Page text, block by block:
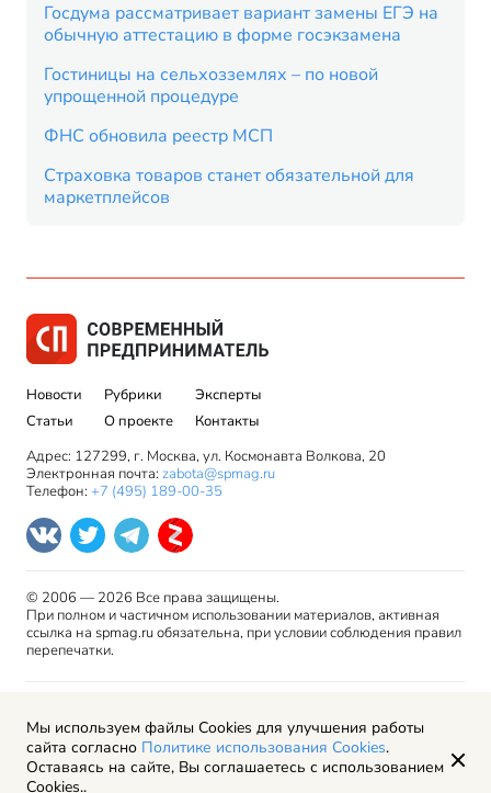
Госдума рассматривает вариант замены ЕГЭ на
обычную аттестацию в форме госэкзамена
Гостиницы на сельхозземлях – по новой
упрощенной процедуре
ФНС обновила реестр МСП
Страховка товаров станет обязательной для
маркетплейсов
Новости
Статьи
Рубрики
О проекте
Эксперты
Контакты
Адрес: 127299, г. Москва, ул. Космонавта Волкова, 20
Электронная почта: zabota@spmag.ru
Телефон: +7 (495) 189-00-35
© 2006 — 2026 Все права защищены.
При полном и частичном использовании материалов, активная
ссылка на spmag.ru обязательна, при условии соблюдения правил
перепечатки.
права
Пользовательское соглашение
Политика обработки персональных данных
Рекламодателям
Мы используем файлы Cookies для улучшения работы
сайта согласно Политике использования Cookies.
Оставаясь на сайте, Вы соглашаетесь с использованием
Cookies..